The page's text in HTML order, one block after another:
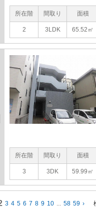
所在階 間取り 面積
2 3LDK 65.52㎡
所在階 間取り 面積
3 3DK 59.99㎡
3 4 5 6 7 8 9 10 58 59 ›